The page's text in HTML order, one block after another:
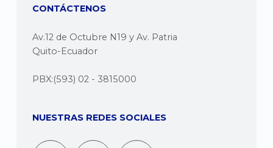
CONTÁCTENOS
Av.12 de Octubre N19 y Av. Patria
Quito-Ecuador
PBX:(593) 02 - 3815000
NUESTRAS REDES SOCIALES